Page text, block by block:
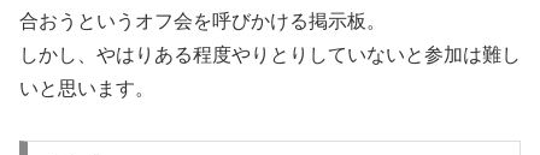
合おうというオフ会を呼びかける掲示板。
しかし、やはりある程度やりとりしていないと参加は難し
いと思います。